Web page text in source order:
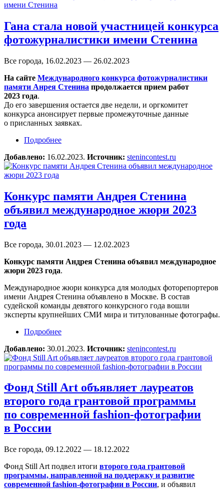
Гана стала новой участницей конкурса
фотожурналистики имени Стенина
Все города, 16.02.2023 — 26.02.2023
На сайте Международного конкурса фотожурналистики
памяти Анрея Стенина продолжается прием работ
2023 года.
До его завершения остается две недели, и оргкомитет
конкурса анонсирует первые промежуточные данные
о присланных заявках.
Подробнее
Добавлено: 16.02.2023. Источник: stenincontest.ru
Конкурс памяти Андрея Стенина
объявил международное жюри 2023
года
Все города, 30.01.2023 — 12.02.2023
Конкурс памяти Андрея Стенина объявил международное
жюри 2023 года.
Международное жюри конкурса для молодых фоторепортеров
имени Андрея Стенина объявлено в Москве. В состав
судейской команды девятого конкурсного года вошли
эксперты крупнейших СМИ мира и титулованные фотографы.
Подробнее
Добавлено: 30.01.2023. Источник: stenincontest.ru
Фонд Still Art объявляет лауреатов
второго года грантовой программы
по современной fashion-фотографии
в России
Все города, 09.12.2022 — 18.12.2022
Фонд Still Art подвел итоги второго года грантовой
программы, направленной на поддержку и развитие
современной fashion-фотографии в России, и объявил